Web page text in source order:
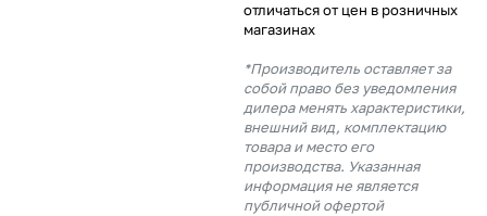
отличаться от цен в розничных
магазинах
*Производитель оставляет за
собой право без уведомления
дилера менять характеристики,
внешний вид, комплектацию
товара и место его
производства. Указанная
информация не является
публичной офертой
выбранный способом
% будут
с вашей карты
каждые 2 недели